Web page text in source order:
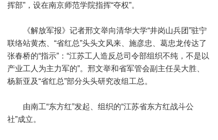
挥部”，设在南京师范学院指挥“夺权”。
《解放军报》记者邢文举向清华大学“井岗山兵团”驻宁
联络站黄杰、“省红总”头头文风来、施彦忠、葛忠龙传达了
张春桥的“指示”：“江苏工人造反总司令部组织不纯，不是以
产业工人为主力军的”。邢文举和省军管会副主任吴大胜、
杨新亚及“省红总”部分头头研究改组工总。
由南工“东方红”发起、组织的“江苏省东方红战斗公
社”成立。